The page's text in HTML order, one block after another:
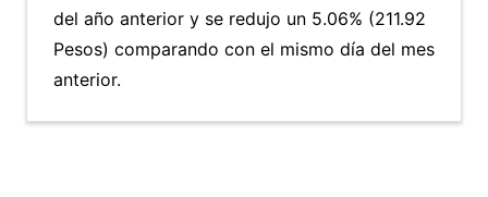
del año anterior y se redujo un 5.06% (211.92
Pesos) comparando con el mismo día del mes
anterior.